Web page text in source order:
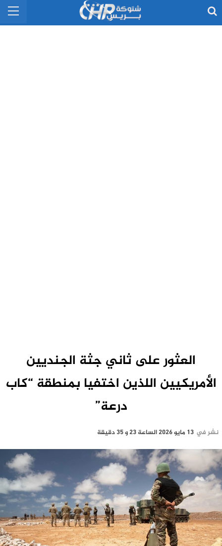
العثور على ثاني جثة الجنديين
الأمريكيين اللذين اختفيا بمنطقة “كاب
درعة”
نشر في 13 مايو 2026 الساعة 23 و 35 دقيقة